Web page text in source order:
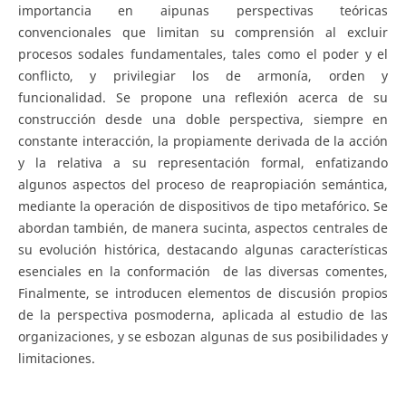
importancia en aipunas perspectivas teóricas
convencionales que limitan su comprensión al excluir
procesos sodales fundamentales, tales como el poder y el
conflicto, y privilegiar los de armonía, orden y
funcionalidad. Se propone una reflexión acerca de su
construcción desde una doble perspectiva, siempre en
constante interacción, la propiamente derivada de la acción
y la relativa a su representación formal, enfatizando
algunos aspectos del proceso de reapropiación semántica,
mediante la operación de dispositivos de tipo metafórico. Se
abordan también, de manera sucinta, aspectos centrales de
su evolución histórica, destacando algunas características
esenciales en la conformación de las diversas comentes,
Finalmente, se introducen elementos de discusión propios
de la perspectiva posmoderna, aplicada al estudio de las
organizaciones, y se esbozan algunas de sus posibilidades y
limitaciones.